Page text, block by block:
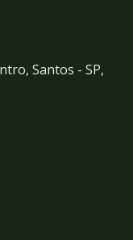
Santos - SP,